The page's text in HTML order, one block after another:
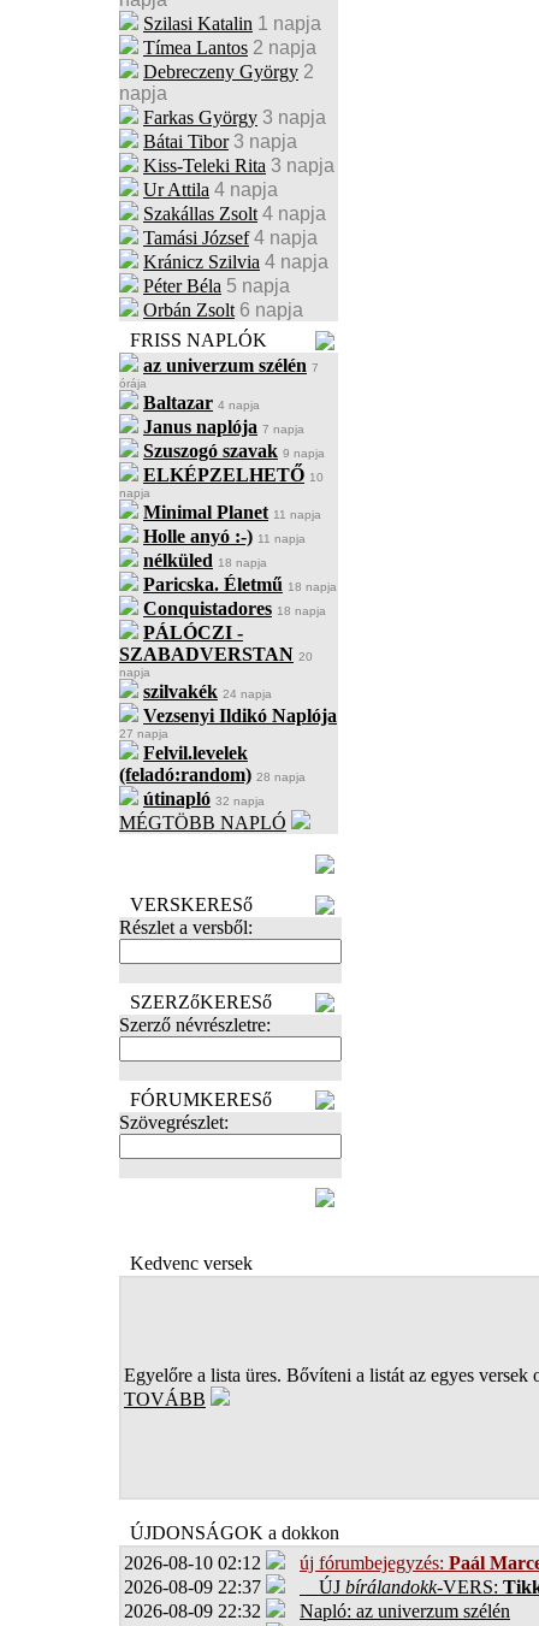
Szilasi Katalin 1 napja
Tímea Lantos 2 napja
Debreczeny György 2
napja
Farkas György 3 napja
Bátai Tibor 3 napja
Kiss-Teleki Rita 3 napja
Ur Attila 4 napja
Szakállas Zsolt 4 napja
Tamási József 4 napja
Kránicz Szilvia 4 napja
Péter Béla 5 napja
Orbán Zsolt 6 napja
FRISS NAPLÓK
az univerzum szélén 7
órája
Baltazar 4 napja
Janus naplója 7 napja
Szuszogó szavak 9 napja
ELKÉPZELHETŐ 10
napja
Minimal Planet 11 napja
Holle anyó :-) 11 napja
nélküled 18 napja
Paricska. Életmű 18 napja
Conquistadores 18 napja
PÁLÓCZI -
SZABADVERSTAN 20
napja
szilvakék 24 napja
Vezsenyi Ildikó Naplója
27 napja
Felvil.levelek
(feladó:random) 28 napja
útinapló 32 napja
MÉGTÖBB NAPLÓ
VERSKERESő
Részlet a versből:
SZERZőKERESő
Szerző névrészletre:
FÓRUMKERESő
Szövegrészlet:
Kedvenc versek
Egyelőre a lista üres. Bővíteni a listát az egyes versek
TOVÁBB
ÚJDONSÁGOK a dokkon
2026-08-10 02:12
új fórumbejegyzés: Paál
2026-08-09 22:37
ÚJ bírálandokk-VERS:
2026-08-09 22:32
Napló: az univerzum szélén